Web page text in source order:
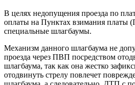
В целях недопущения проезда по
оплаты на Пунктах взимания платы
специальные шлагбаумы.
Механизм данного шлагбаума не
проезда через ПВП посредством
шлагбаума, так как она жестко
отодвинуть стрелу повлечет